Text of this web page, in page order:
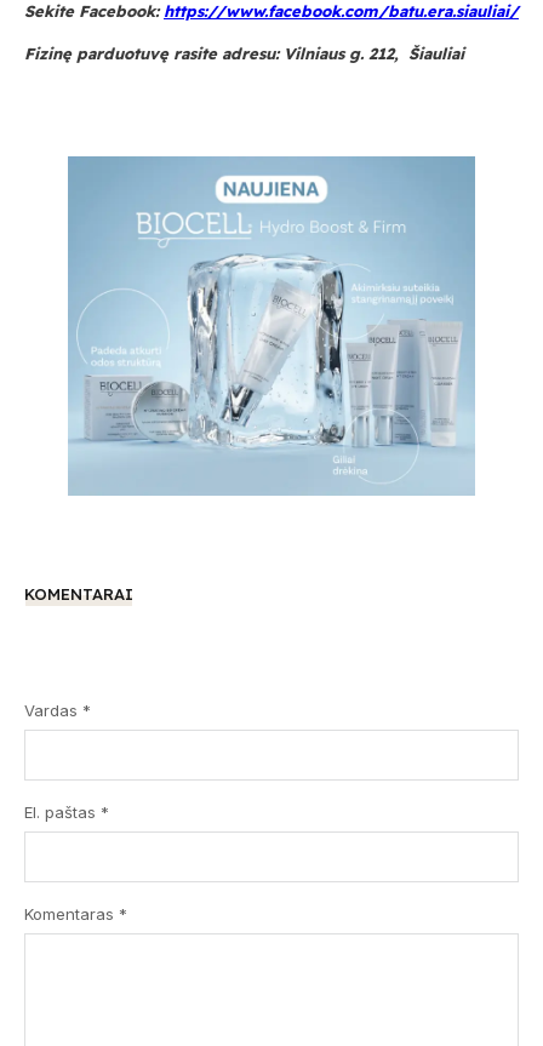
Sekite Facebook:https://www.facebook.com/batu.era.siauliai/
Fizinę parduotuvę rasite adresu: Vilniaus g. 212, Šiauliai
KOMENTARAI
Vardas *
El. paštas *
Komentaras *